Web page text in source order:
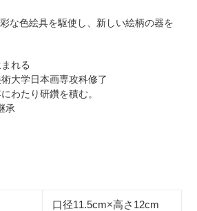
な色絵具を駆使し、新しい絵柄の器を
れる
大学日本画専攻科修了
わたり研鑽を積む。
承
口径11.5cm×高さ12cm